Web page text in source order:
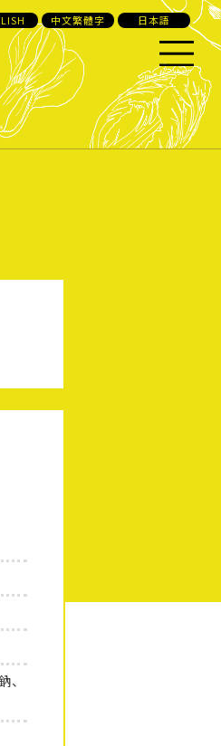
中文繁體字 日本語
、